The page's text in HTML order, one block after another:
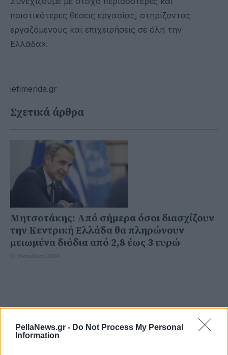
PellaNews.gr - Do Not Process My Personal
Information
ποιοτικότερες θέσεις εργασίας, στηρίζοντας
εργαζόμενους και επιχειρήσεις σε όλη την
Ελλάδα».
iefimerida.gr
Σχετικά άρθρα
Μητσοτάκης: Από σήμερα όσοι διασχίζουν
την Κεντρική Ελλάδα θα πληρώνουν
μειωμένα διόδια από 2,8 έως 3 ευρώ
01 Οκτωβρίου 2024